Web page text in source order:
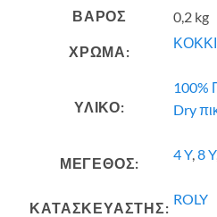
ΒΆΡΟΣ 0,2 kg
ΧΡΩΜΑ:
ΥΛΙΚΟ:
100%
Dry
ΜΕΓΕΘΟΣ:
4 Y, 8 Y,
ΚΑΤΑΣΚΕΥΑΣΤΗΣ:
ROLY